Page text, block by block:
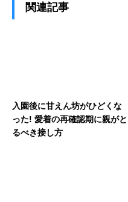
関連記事
入園後に甘えん坊がひどくな
った! 愛着の再確認期に親がと
るべき接し方